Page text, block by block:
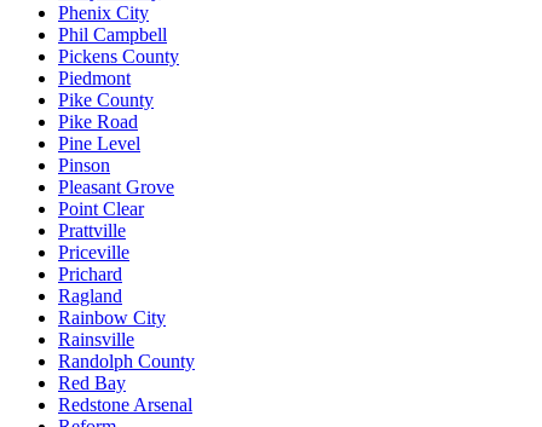
Phenix City
Phil Campbell
Pickens County
Piedmont
Pike County
Pike Road
Pine Level
Pinson
Pleasant Grove
Point Clear
Prattville
Priceville
Prichard
Ragland
Rainbow City
Rainsville
Randolph County
Red Bay
Redstone Arsenal